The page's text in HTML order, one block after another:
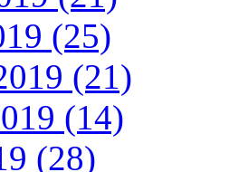
(25)
(21)
(14)
(28)